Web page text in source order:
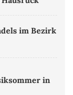
im Bezirk
in